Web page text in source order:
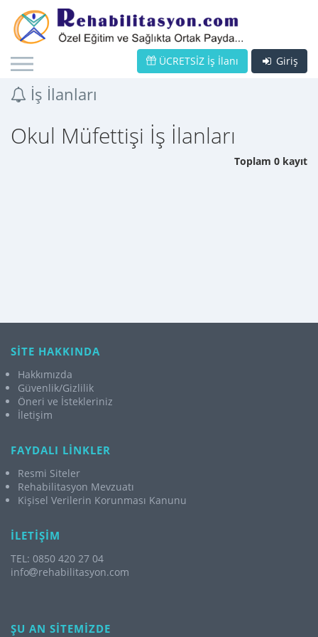
Giriş
ÜCRETSİZ İş İlanı
İş İlanları
Okul Müfettişi İş İlanları
Toplam 0 kayıt
SİTE HAKKINDA
Hakkımızda
Güvenlik/Gizlilik
Öneri ve İstekleriniz
İletişim
FAYDALI LİNKLER
Resmi Siteler
Rehabilitasyon Mevzuatı
Kişisel Verilerin Korunması Kanunu
İLETİŞİM
TEL: 0850 420 27 04
info
rehabilitasyon.com
ŞU AN SİTEMİZDE